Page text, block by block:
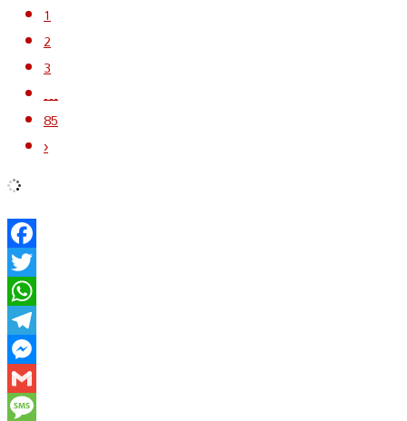
1
2
3
…
85
›
Facebook
Twitter
WhatsApp
Telegram
Messenger
Gmail